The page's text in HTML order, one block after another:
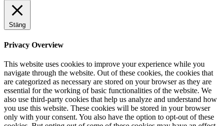
Stäng
Privacy Overview
This website uses cookies to improve your experience while you
navigate through the website. Out of these cookies, the cookies that
are categorized as necessary are stored on your browser as they are
essential for the working of basic functionalities of the website. We
also use third-party cookies that help us analyze and understand how
you use this website. These cookies will be stored in your browser
only with your consent. You also have the option to opt-out of these